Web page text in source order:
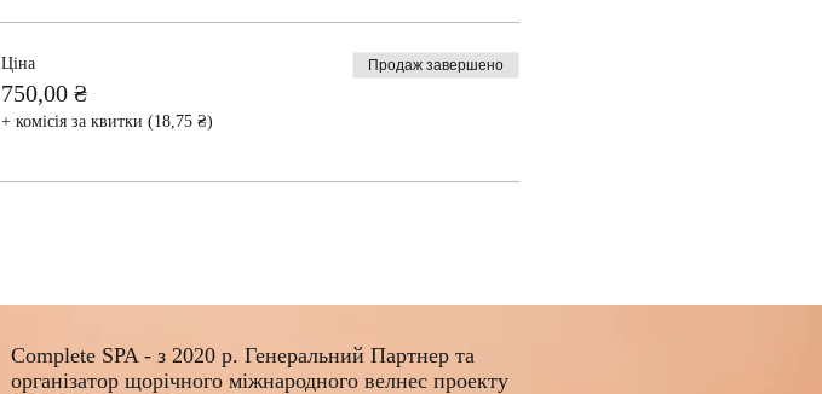
Ціна
750,00 ₴
+ комісія за квитки (18,75 ₴)
Продаж завершено
Complete SPA - з 2020 р. Генеральний Партнер та
організатор щорічного міжнародного велнес проекту